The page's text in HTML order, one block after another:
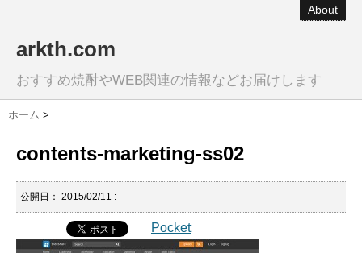
About
arkth.com
おすすめ焼酎やWEB関連の情報などお届けします
ホーム >
contents-marketing-ss02
公開日： 2015/02/11 :
Pocket